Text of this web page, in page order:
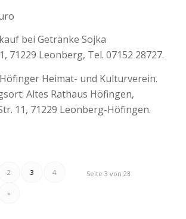
bei Getränke Sojka
71229 Leonberg, Tel. 07152 28727.
Heimat- und Kulturverein.
Altes Rathaus Höfingen,
11, 71229 Leonberg-Höfingen.
Seite 3 von 23
2 3 4
»